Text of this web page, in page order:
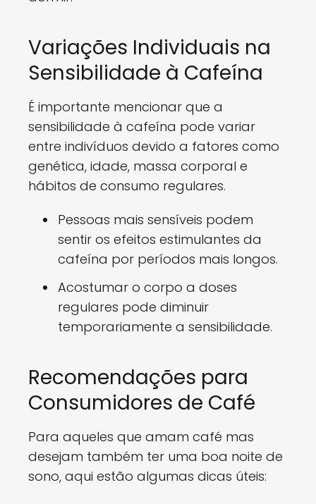
Variações Individuais na
Sensibilidade à Cafeína
É importante mencionar que a
sensibilidade à cafeína pode variar
entre indivíduos devido a fatores como
genética, idade, massa corporal e
hábitos de consumo regulares.
Pessoas mais sensíveis podem
sentir os efeitos estimulantes da
cafeína por períodos mais longos.
Acostumar o corpo a doses
regulares pode diminuir
temporariamente a sensibilidade.
Recomendações para
Consumidores de Café
Para aqueles que amam café mas
desejam também ter uma boa noite de
sono, aqui estão algumas dicas úteis: